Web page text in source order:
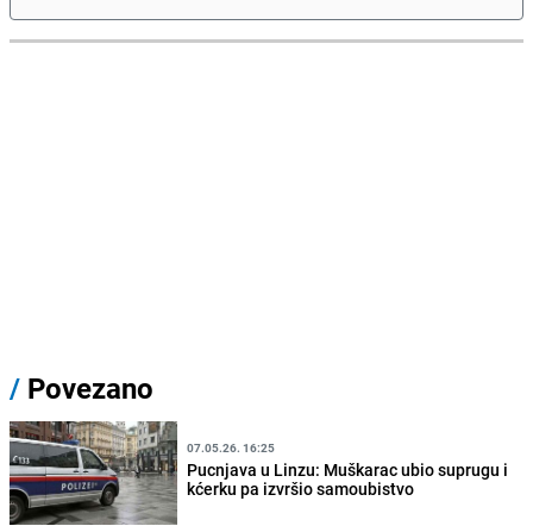
/ Povezano
07.05.26. 16:25
Pucnjava u Linzu: Muškarac ubio suprugu i
kćerku pa izvršio samoubistvo